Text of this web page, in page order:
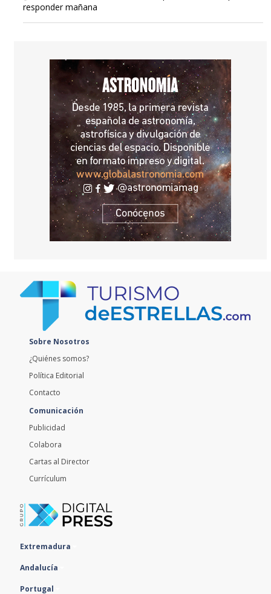
responder mañana
Sobre Nosotros
¿Quiénes somos?
Política Editorial
Contacto
Comunicación
Publicidad
Colabora
Cartas al Director
Currículum
Extremadura
Andalucía
Portugal